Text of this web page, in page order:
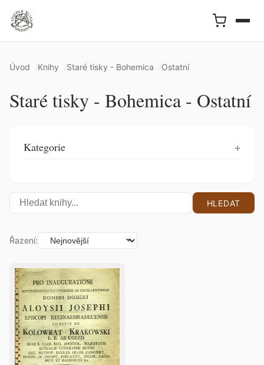
Úvod Knihy Staré tisky - Bohemica Ostatní
Staré tisky - Bohemica - Ostatní
Kategorie
HLEDAT
Řazení: